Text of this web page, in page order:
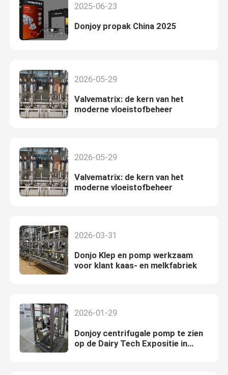
2025-06-23
Donjoy propak China 2025
2026-05-29
Valvematrix: de kern van het
moderne vloeistofbeheer
2026-05-29
Valvematrix: de kern van het
moderne vloeistofbeheer
2026-03-31
Donjo Klep en pomp werkzaam
voor klant kaas- en melkfabriek
2026-01-29
Donjoy centrifugale pomp te zien
op de Dairy Tech Expositie in